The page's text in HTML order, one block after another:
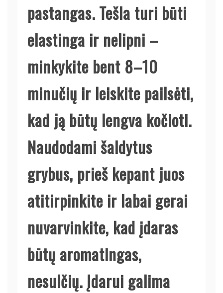
pastangas. Tešla turi būti
elastinga ir nelipni –
minkykite bent 8–10
minučių ir leiskite pailsėti,
kad ją būtų lengva kočioti.
Naudodami šaldytus
grybus, prieš kepant juos
atitirpinkite ir labai gerai
nuvarvinkite, kad įdaras
būtų aromatingas,
nesulčių. Įdarui galima